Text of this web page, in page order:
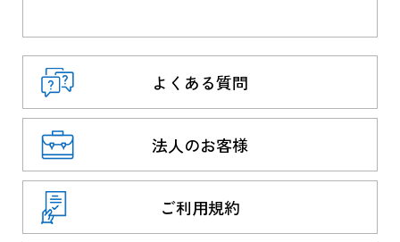
よくある質問
法人のお客様
ご利用規約